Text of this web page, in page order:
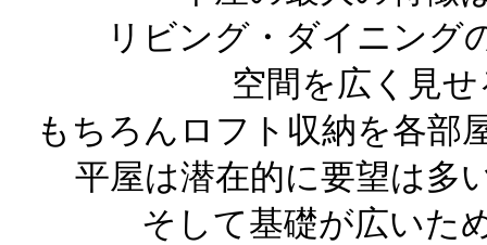
リビング・ダイニング
空間を広く見
もちろんロフト収納を各部
平屋は潜在的に要望は多
そして基礎が広いた